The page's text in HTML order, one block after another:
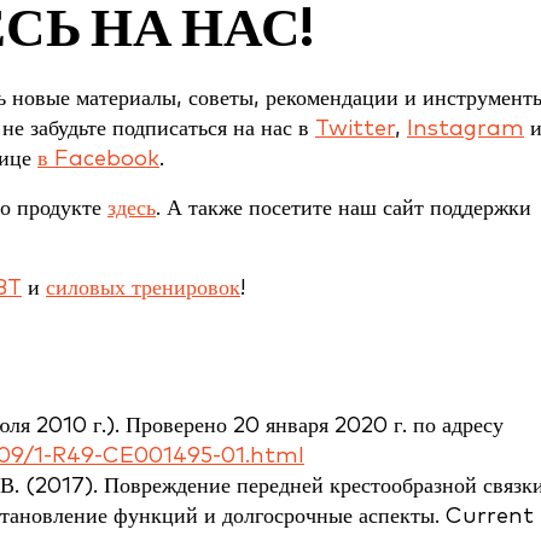
НА НАС!
материалы, советы, рекомендации и
забудьте подписаться на нас в Twitter, Instagram и
в Facebook.
продукте здесь. А также посетите наш сайт поддержки
и силовых тренировок!
2010 г.). Проверено 20 января 2020 г. по адресу
1-R49-CE001495-01.html
Повреждение передней крестообразной
функций и долгосрочные аспекты. Current